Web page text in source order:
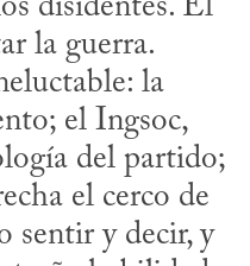
disidentes. El
la guerra.
la
el Ingsoc,
del partido;
el cerco de
sentir y decir, y